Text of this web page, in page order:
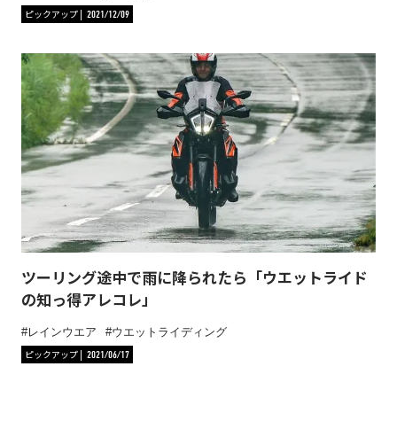
ピックアップ
2021/12/09
ツーリング途中で雨に降られたら「ウエットライド
の知っ得アレコレ」
レインウエア
ウエットライディング
ピックアップ
2021/06/17